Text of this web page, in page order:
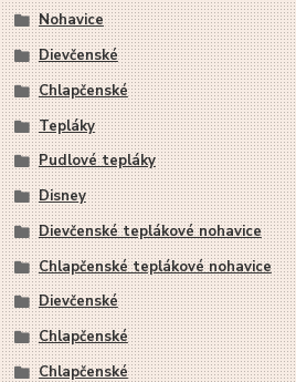
Nohavice
Dievčenské
Chlapčenské
Tepláky
Pudlové tepláky
Disney
Dievčenské teplákové nohavice
Chlapčenské teplákové nohavice
Dievčenské
Chlapčenské
Chlapčenské